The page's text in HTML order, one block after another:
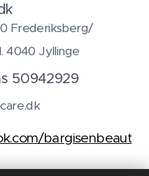
Frederiksberg/
4040 Jyllinge
50942929
bargisenbeaut